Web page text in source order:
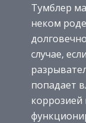
Тумблер
неком
случае,
попадает
коррозией